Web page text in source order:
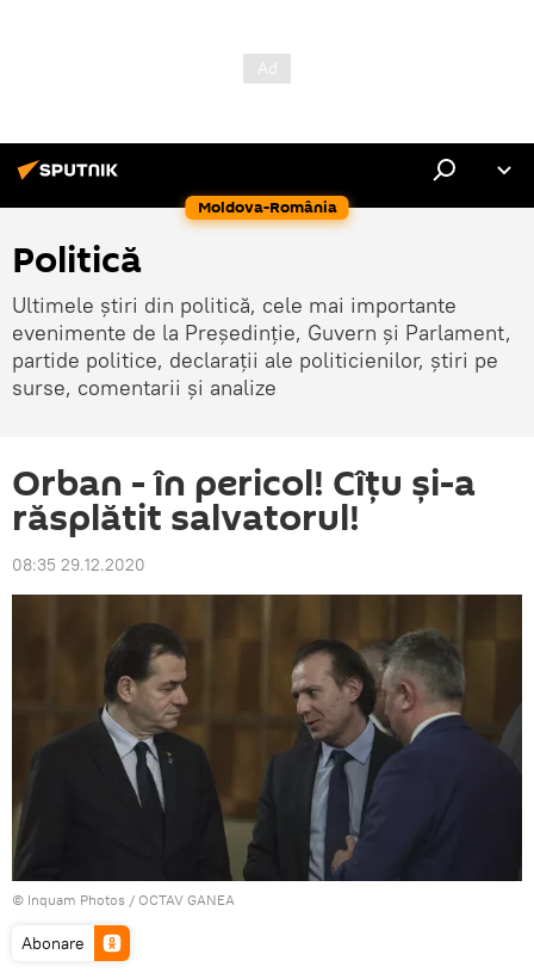
Moldova-România
Politică
Ultimele știri din politică, cele mai importante
evenimente de la Președinție, Guvern și Parlament,
partide politice, declarații ale politicienilor, știri pe
surse, comentarii și analize
Orban - în pericol! Cîțu și-a
răsplătit salvatorul!
08:35 29.12.2020
© Inquam Photos / OCTAV GANEA
Abonare